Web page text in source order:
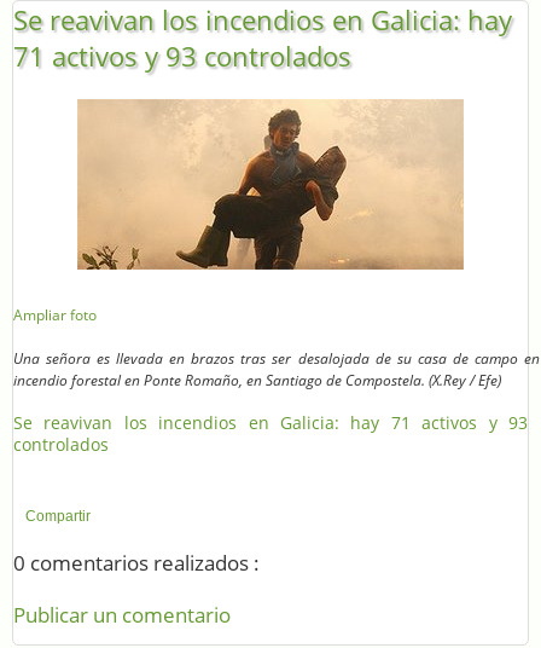
Se reavivan los incendios en Galicia: hay
71 activos y 93 controlados
Ampliar foto
Una señora es llevada en brazos tras ser desalojada de su casa de campo
incendio forestal en Ponte Romaño, en Santiago de Compostela. (X.Rey / Efe)
Se reavivan los incendios en Galicia: hay 71 activos y 93
controlados
Compartir
0 comentarios realizados :
Publicar un comentario